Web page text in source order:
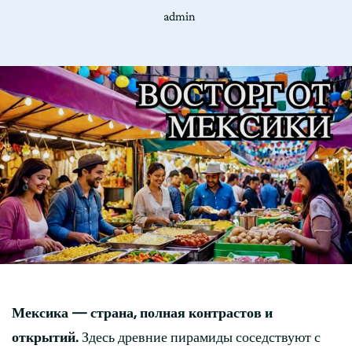
admin
Мексика — страна, полная контрастов и
открытий. Здесь древние пирамиды соседствуют с